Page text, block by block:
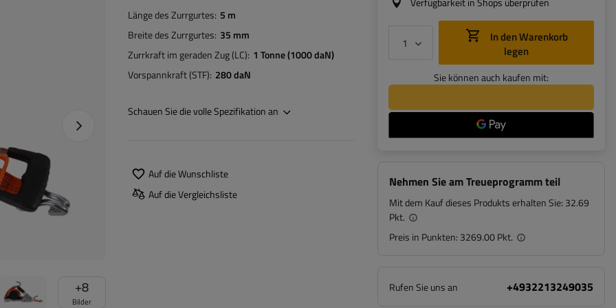
+8
Bilder
Nächstes Foto
Länge des Zurrgurtes 5 m
Breite des Zurrgurtes 35 mm
Zurrkraft im geraden Zug (LC) 1 Tonne (1000 daN)
Vorspannkraft (STF) 280 daN
Schauen Sie die volle Spezifikation an
Auf die Wunschliste
Auf die Vergleichsliste
legen
Sie können auch kaufen mit:
Nehmen Sie am Treueprogramm teil
Mit dem Kauf dieses Produkts erhalten Sie: 32.69
Pkt.
Preis in Punkten: 3269.00 Pkt.
Rufen Sie uns an +4932213249035